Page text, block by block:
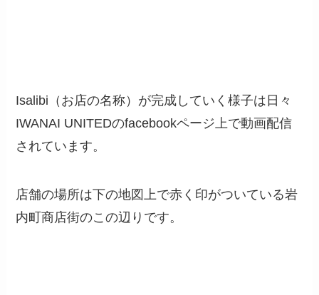
Isalibi（お店の名称）が完成していく様子は日々
IWANAI UNITEDのfacebookページ上で動画配信
されています。
店舗の場所は下の地図上で赤く印がついている岩
内町商店街のこの辺りです。